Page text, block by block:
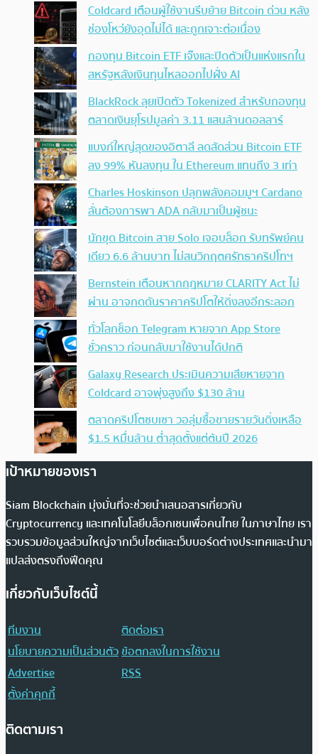
Coldcard เตือนผู้ใช้งานรีบย้าย Bitcoin ด่วน หลัง
ช่องโหว่ยังอุดไม่ได้ และถูกเจาะต่อเนื่อง
กองทุน Bitcoin ETF เจ๊งและปิดตัวเป็นแห่งแรกใน
สหรัฐหลังเงินทุนไหลออกไปฝั่ง AI
BlackRock ลุยเปิดตัว Tokenized สำหรับกองทุน
ตลาดเงินยุโรปมูลค่า 3.11 แสนล้านดอลลาร์
แบงก์ใหญ่สุดของอิตาลี ลดสัดส่วน Bitcoin ETF
ลง 99% หันลงทุน ใน Ethereum แทนถึง 3 เท่า
Charles Hoskinson ปลุกพลังคอมมูฯ Cardano
ลั่นต้องการพา ADA กลับมาเป็นผู้ชนะ
นักขุด Bitcoin สาย Solo เจอบล็อก รับทรัพย์คน
เดียว 6.6 ล้านบาท ไม่สนวิกฤตศรัทธาคริปโทฯ
Bernstein เตือนหากกฎหมาย CLARITY Act ไม่
ผ่าน อาจกดดันราคาคริปโตให้ดิ่งลงอีกระลอก
ทั่วโลกช็อก Telegram หายจาก App Store
ชั่วคราว ก่อนกลับมาใช้งานได้ปกติ
Galaxy Research ประเมินความเสียหายจาก
Coldcard อาจพุ่งสูงถึง $130 ล้าน
ตลาดคริปโตซบเซา วอลุ่มซื้อขายรายวันดิ่งเหลือ
$1.5 หมื่นล้าน ต่ำสุดตั้งแต่ต้นปี 2026
เป้าหมายของเรา
Siam Blockchain มุ่งมั่นที่จะช่วยนำเสนอสารเกี่ยวกับ
Cryptocurrency และเทคโนโลยีบล็อกเชนเพื่อคนไทย ในภาษาไทย เรา
รวบรวมข้อมูลส่วนใหญ่จากเว็บไซต์และเว็บบอร์ดต่างประเทศและนำมา
แปลส่งตรงถึงฟีดคุณ
เกี่ยวกับเว็บไซต์นี้
ทีมงาน
ติดต่อเรา
นโยบายความเป็นส่วนตัวข้อตกลงในการใช้งาน
Advertise
RSS
ตั้งค่าคุกกี้
ติดตามเรา